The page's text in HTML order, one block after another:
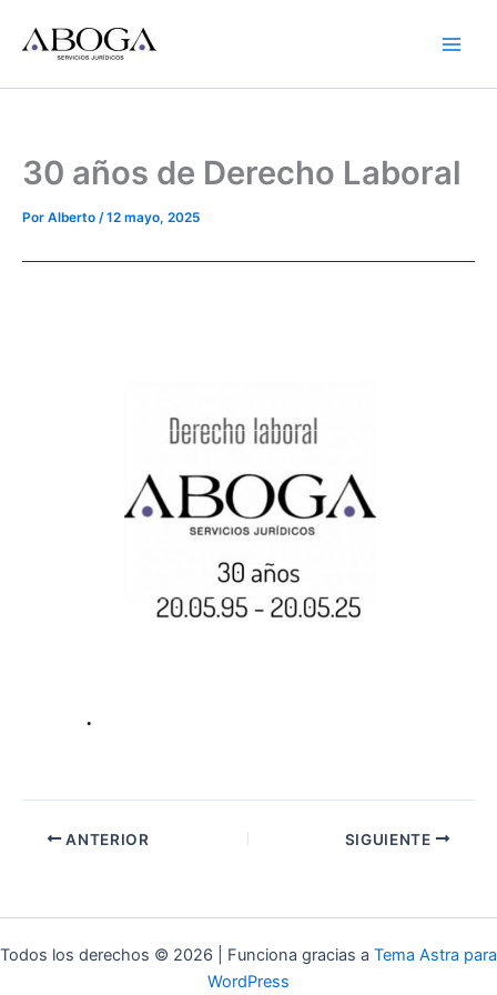
contenido
30 años de Derecho Laboral
Por Alberto /12 mayo, 2025
ANTERIOR SIGUIENTE
Todos los derechos © 2026 | Funciona gracias a Tema Astra para
WordPress